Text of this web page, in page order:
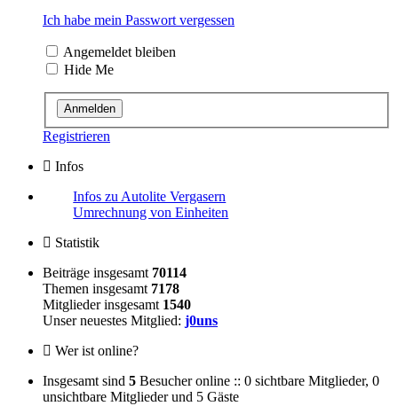
Ich habe mein Passwort vergessen
Angemeldet bleiben
Hide Me
Registrieren
Infos
Infos zu Autolite Vergasern
Umrechnung von Einheiten
Statistik
Beiträge insgesamt 70114
Themen insgesamt 7178
Mitglieder insgesamt 1540
Unser neuestes Mitglied: j0uns
Wer ist online?
Insgesamt sind 5 Besucher online :: 0 sichtbare Mitglieder, 0
unsichtbare Mitglieder und 5 Gäste